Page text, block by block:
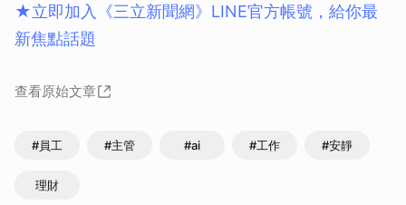
★立即加入《三立新聞網》LINE官方帳號，給你最
新焦點話題
查看原始文章
#員工 #主管 #ai #工作 #安靜
理財